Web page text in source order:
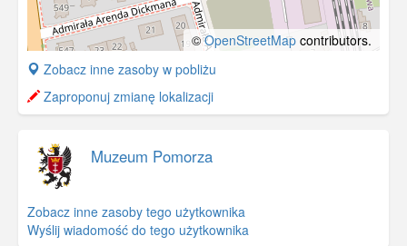
©OpenStreetMap contributors.
+
−
Zobacz inne zasoby w pobliżu
Zaproponuj zmianę lokalizacji
Muzeum Pomorza
Zobacz inne zasoby tego użytkownika
Wyślij wiadomość do tego użytkownika